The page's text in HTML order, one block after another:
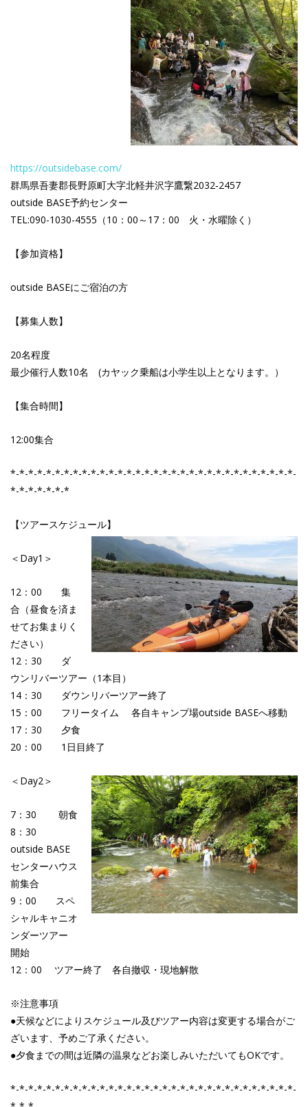
https://outsidebase.com/
群馬県吾妻郡長野原町大字北軽井沢字鷹繋2032‐2457
outside BASE予約センター
TEL:090-1030-4555（10：00～17：00 火・水曜除く）
【参加資格】
outside BASEにご宿泊の方
【募集人数】
20名程度
最少催行人数10名 (カヤック乗船は小学生以上となります。）
【集合時間】
12:00集合
*-*-*-*-*-*-*-*-*-*-*-*-*-*-*-*-*-*-*-*-*-*-*-*-*-*-*-*-*-*-*-*-
*-*-*-*-*-*-*
【ツアースケジュール】
＜Day1＞
12：00 集
合（昼食を済ま
せてお集まりく
ださい）
12：30 ダ
ウンリバーツアー（1本目）
14：30 ダウンリバーツアー終了
15：00 フリータイム 各自キャンプ場outside BASEへ移動
17：30 夕食
20：00 1日目終了
＜Day2＞
7：30 朝食
8：30
outside BASE
センターハウス
前集合
9：00 スペ
シャルキャニオ
ンダーツアー
開始
12：00 ツアー終了 各自撤収・現地解散
※注意事項
●天候などによりスケジュール及びツアー内容は変更する場合がご
ざいます、予めご了承ください。
●夕食までの間は近隣の温泉などお楽しみいただいてもOKです。
*-*-*-*-*-*-*-*-*-*-*-*-*-*-*-*-*-*-*-*-*-*-*-*-*-*-*-*-*-*-*-*-